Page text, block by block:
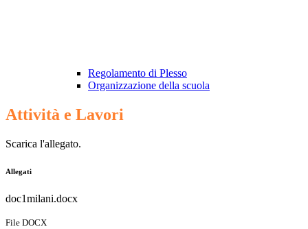
Regolamento di Plesso
Organizzazione della scuola
Attività e Lavori
Scarica l'allegato.
Allegati
doc1milani.docx
File DOCX